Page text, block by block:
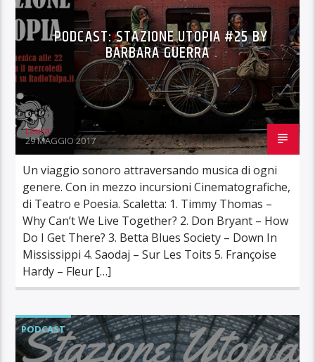
PODCAST: STAZIONE UTOPIA #25 BY
BARBARA GUERRA
Laura
29 MAGGIO 2017
Un viaggio sonoro attraversando musica di ogni
genere. Con in mezzo incursioni Cinematografiche,
di Teatro e Poesia. Scaletta: 1. Timmy Thomas –
Why Can’t We Live Together? 2. Don Bryant – How
Do I Get There? 3. Betta Blues Society – Down In
Mississippi 4. Saodaj – Sur Les Toits 5. Françoise
Hardy – Fleur […]
PODCAST